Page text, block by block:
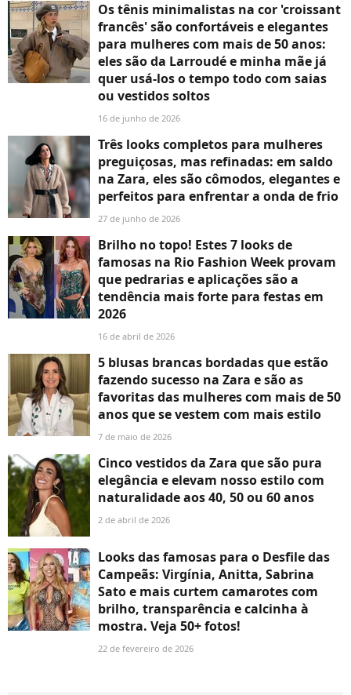
Os tênis minimalistas na cor 'croissant
francês' são confortáveis e elegantes
para mulheres com mais de 50 anos:
eles são da Larroudé e minha mãe já
quer usá-los o tempo todo com saias
ou vestidos soltos
16 de junho de 2026
Três looks completos para mulheres
preguiçosas, mas refinadas: em saldo
na Zara, eles são cômodos, elegantes e
perfeitos para enfrentar a onda de frio
27 de junho de 2026
Brilho no topo! Estes 7 looks de
famosas na Rio Fashion Week provam
que pedrarias e aplicações são a
tendência mais forte para festas em
2026
16 de abril de 2026
5 blusas brancas bordadas que estão
fazendo sucesso na Zara e são as
favoritas das mulheres com mais de 50
anos que se vestem com mais estilo
7 de maio de 2026
Cinco vestidos da Zara que são pura
elegância e elevam nosso estilo com
naturalidade aos 40, 50 ou 60 anos
2 de abril de 2026
Looks das famosas para o Desfile das
Campeãs: Virgínia, Anitta, Sabrina
Sato e mais curtem camarotes com
brilho, transparência e calcinha à
mostra. Veja 50+ fotos!
22 de fevereiro de 2026